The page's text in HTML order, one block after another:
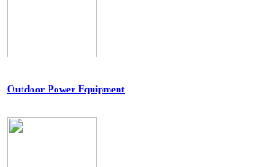
Outdoor Power Equipment